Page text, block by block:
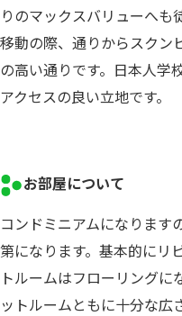
りのマックスバリューへも
移動の際、通りからスクン
の高い通りです。日本人学
アクセスの良い立地です。
お部屋について
コンドミニアムになります
第になります。基本的にリ
トルームはフローリングに
ットルームともに十分な広